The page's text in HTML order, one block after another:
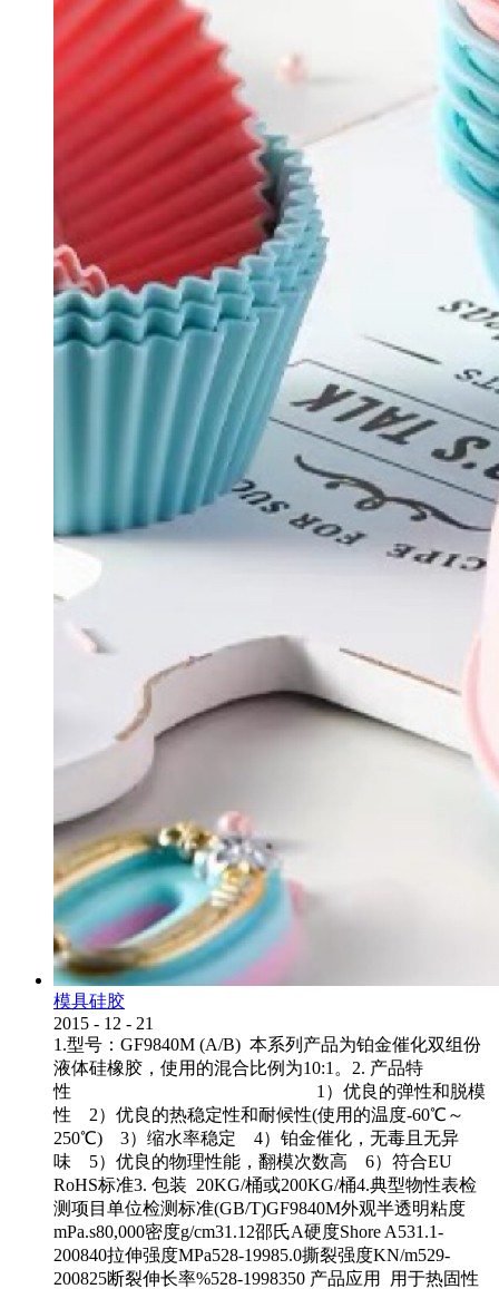
模具硅胶
2015 - 12 - 21
1.型号：GF9840M (A/B) 本系列产品为铂金催化双组份
液体硅橡胶，使用的混合比例为10:1。2. 产品特
性 1）优良的弹性和脱模
性 2）优良的热稳定性和耐候性(使用的温度-60℃～
250℃) 3）缩水率稳定 4）铂金催化，无毒且无异
味 5）优良的物理性能，翻模次数高 6）符合EU
RoHS标准3. 包装 20KG/桶或200KG/桶4.典型物性表检
测项目单位检测标准(GB/T)GF9840M外观半透明粘度
mPa.s80,000密度g/cm31.12邵氏A硬度Shore A531.1-
200840拉伸强度MPa528-19985.0撕裂强度KN/m529-
200825断裂伸长率%528-1998350 产品应用 用于热固性